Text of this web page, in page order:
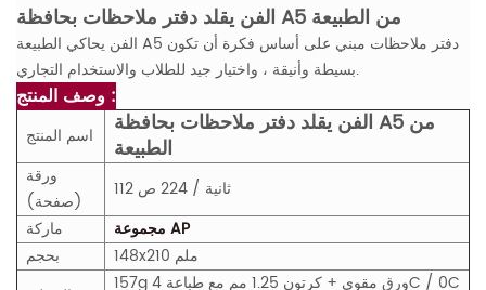
الفن يقلد دفتر ملاحظات بحافظة A5 من الطبيعة
الفن يحاكي الطبيعة A5 دفتر ملاحظات مبني على أساس فكرة أن تكون
بسيطة وأنيقة ، واختيار جيد للطلاب والاستخدام التجاري.
وصف المنتج :
اسم المنتج
الفن يقلد دفتر ملاحظات بحافظة A5 من
الطبيعة
ورقة
(صفحة)
112 ثانية / 224 ص
ماركة
مجموعة AP
بحجم
148x210 ملم
157g ورق مقوى + كرتون 1.25 مم مع طباعة 4C / 0C